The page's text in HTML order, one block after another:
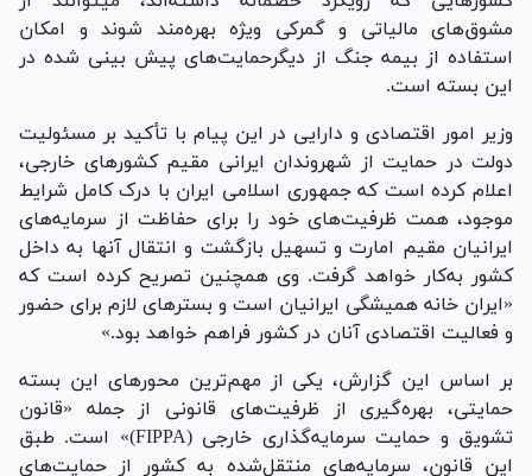
مشوق‌های مالیاتی و گمرکی ویژه بهره‌مند شوند و امکان
استفاده از بیمه جنگ از دیگرحمایت‌های پیش بینی شده در
این بسته است.
وزیر امور اقتصادی و دارایی در این پیام با تأکید بر مسئولیت
دولت در حمایت از شهروندان ایرانی مقیم کشور‌های خارجی،
اعلام کرده است که جمهوری اسلامی ایران با درک کامل شرایط
موجود، همت ظرفیت‌های خود را برای حفاظت از سرمایه‌های
ایرانیان مقیم امارت و تسهیل بازگشت و انتقال آنها به داخل
کشور به‌کار خواهد گرفت. وی همچنین تصریح کرده است که
«ایران خانه همیشگی ایرانیان است و بستر‌های لازم برای حضور
و فعالیت اقتصادی آنان در کشور فراهم خواهد بود.»
بر اساس این گزارش، یکی از مهم‌ترین محور‌های این بسته
حمایتی، بهره‌گیری از ظرفیت‌های قانونی از جمله «قانون
تشویق و حمایت سرمایه‌گذاری خارجی (FIPPA)» است. طبق
این قانون، سرمایه‌های منتقل‌شده به کشور از حمایت‌های